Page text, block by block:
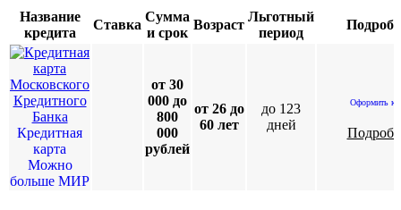
Название
кредита
Ставка
Сумма
и срок
Возраст
Льготный
период
Кредитная
карта
Можно
больше МИР
от 30
000 до
800
000
рублей
от 26 до
60 лет
до 123
дней
Оформить